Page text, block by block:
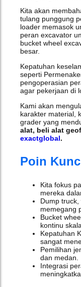
Kita akan
tulang punggung
loader memasok
peran excavator
bucket wheel
besar.
Kepatuhan
seperti
pengoperasian
agar pekerjaan di
Kami akan
karakter material,
grader yang
alat, beli alat
exactglobal.
Poin
Kita fokus
mereka
Dump
memegang
Bucket
kontinu
Kepatuhan
sangat
Pemilihan
dan medan.
Integrasi